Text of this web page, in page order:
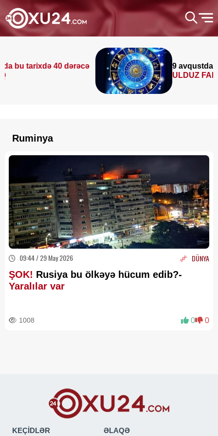
tarixdə 40 dərəcə
9 avqustda bizi
ULDUZ FALI
Ruminya
09:44 / 29 May 2026 DÜNYA
ŞOK! Rusiya bu ölkəyə hücum edib?-
Yaralılar var
1008 0 0
KEÇİDLƏR ƏLAQƏ